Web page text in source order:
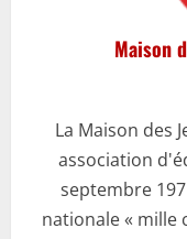
Maison
La Maison des
association
septembre
nationale « mille